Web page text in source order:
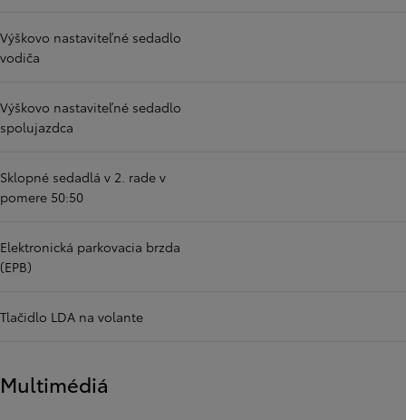
Výškovo nastaviteľné sedadlo
vodiča
Výškovo nastaviteľné sedadlo
spolujazdca
Sklopné sedadlá v 2. rade v
pomere 50:50
Elektronická parkovacia brzda
(EPB)
Tlačidlo LDA na volante
Multimédiá